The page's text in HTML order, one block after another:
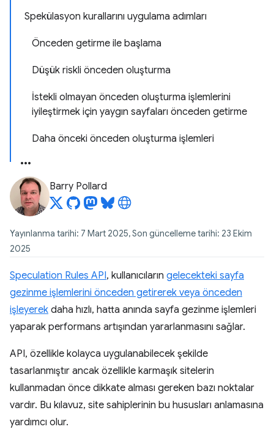
Spekülasyon kurallarını uygulama adımları
Önceden getirme ile başlama
Düşük riskli önceden oluşturma
İstekli olmayan önceden oluşturma işlemlerini
iyileştirmek için yaygın sayfaları önceden getirme
Daha önceki önceden oluşturma işlemleri
Barry Pollard
Yayınlanma tarihi: 7 Mart 2025, Son güncelleme tarihi: 23 Ekim
2025
Speculation Rules API, kullanıcıların gelecekteki sayfa
gezinme işlemlerini önceden getirerek veya önceden
işleyerek daha hızlı, hatta anında sayfa gezinme işlemleri
yaparak performans artışından yararlanmasını sağlar.
API, özellikle kolayca uygulanabilecek şekilde
tasarlanmıştır ancak özellikle karmaşık sitelerin
kullanmadan önce dikkate alması gereken bazı noktalar
vardır. Bu kılavuz, site sahiplerinin bu hususları anlamasına
yardımcı olur.